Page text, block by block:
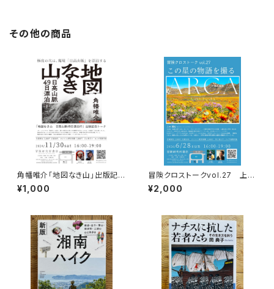
その他の商品
角幡唯介「地図なき山」出版記念
トークイベント録画視聴権
¥1,000
冒険クロストークvol.27 上田
優紀「この星の物語を撮る」録画
視聴権
¥2,000